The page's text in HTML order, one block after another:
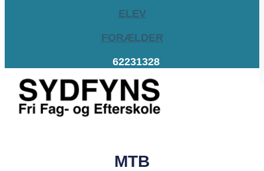
ELEV
FORÆLDER
62231328
MTB